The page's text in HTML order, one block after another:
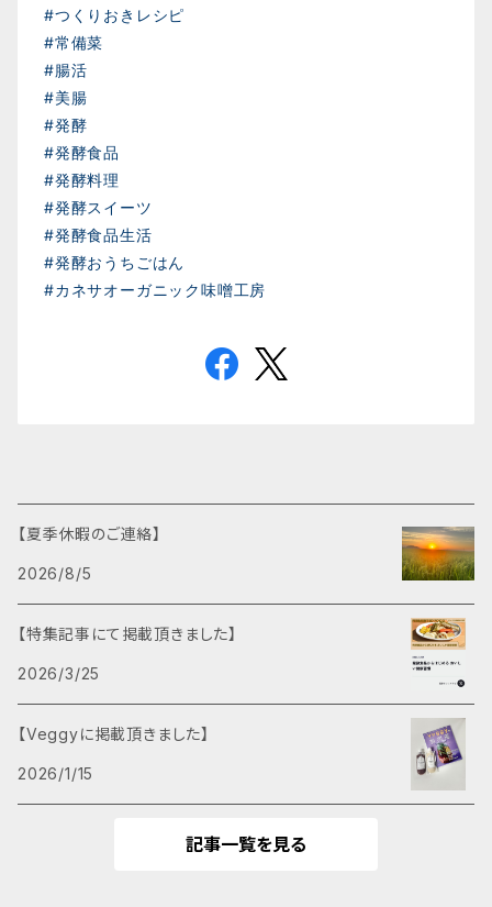
#つくりおきレシピ
#常備菜
#腸活
#美腸
#発酵
#発酵食品
#発酵料理
#発酵スイーツ
#発酵食品生活
#発酵おうちごはん
#カネサオーガニック味噌工房
【夏季休暇のご連絡】
2026/8/5
【特集記事にて掲載頂きました】
2026/3/25
【Veggyに掲載頂きました】
2026/1/15
記事一覧を見る